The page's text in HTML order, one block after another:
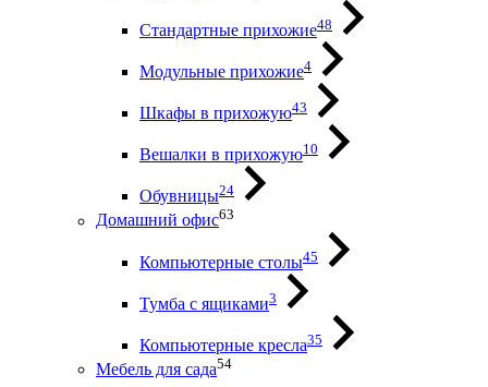
Стандартные прихожие48
Модульные прихожие4
Шкафы в прихожую43
Вешалки в прихожую10
Обувницы24
Домашний офис63
Компьютерные столы45
Тумба с ящиками3
Компьютерные кресла35
Мебель для сада54